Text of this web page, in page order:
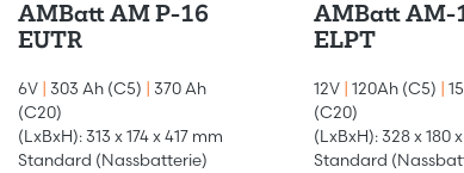
AMBatt AM P-16
EUTR
6V 303 Ah (C5)
370 Ah
(C20)
(LxBxH): 313 x 174 x 417 mm
Standard (Nassbatterie)
AMBatt AM-
ELPT
12V 120Ah (C5)
(C20)
(LxBxH): 328 x 180
Standard